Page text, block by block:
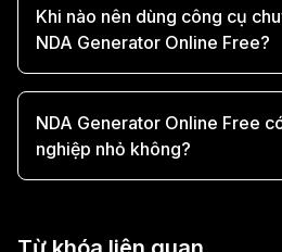
Khi nào nên dùng công cụ
NDA Generator Online Free?
NDA Generator Online Free
nghiệp nhỏ không?